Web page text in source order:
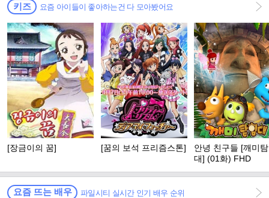
키즈 요즘 아이들이 좋아하는건 다 모아봤어요
[장금이의 꿈] [꿈의 보석 프리즘스톤]
안녕 친구들 [깨미
대] (01화) FHD
요즘 뜨는 배우 파일시티 실시간 인기 배우 순위